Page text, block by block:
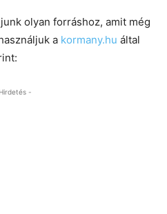
olyan forráshoz, amit még
a kormany.hu által
-